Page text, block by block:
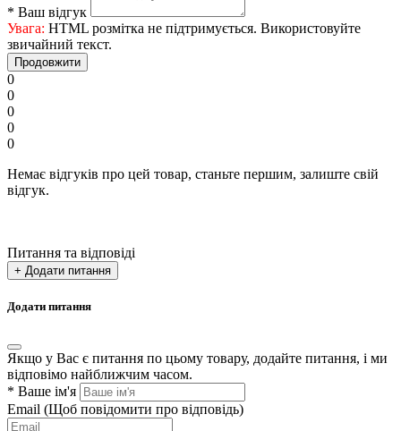
* Ваш відгук
Увага: HTML розмітка не підтримується. Використовуйте
звичайний текст.
Продовжити
0
0
0
0
0
Немає відгуків про цей товар, станьте першим, залиште свій
відгук.
Питання та відповіді
+ Додати питання
Додати питання
Якщо у Вас є питання по цьому товару, додайте питання, і ми
відповімо найближчим часом.
* Ваше ім'я
Email (Щоб повідомити про відповідь)